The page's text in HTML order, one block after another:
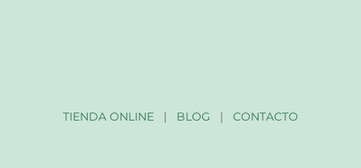
TIENDA ONLINE| BLOG | CONTACTO